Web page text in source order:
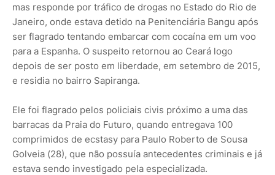
mas responde por tráfico de drogas no Estado do Rio de
Janeiro, onde estava detido na Penitenciária Bangu após
ser flagrado tentando embarcar com cocaína em um voo
para a Espanha. O suspeito retornou ao Ceará logo
depois de ser posto em liberdade, em setembro de 2015,
e residia no bairro Sapiranga.
Ele foi flagrado pelos policiais civis próximo a uma das
barracas da Praia do Futuro, quando entregava 100
comprimidos de ecstasy para Paulo Roberto de Sousa
Golveia (28), que não possuía antecedentes criminais e já
estava sendo investigado pela especializada.